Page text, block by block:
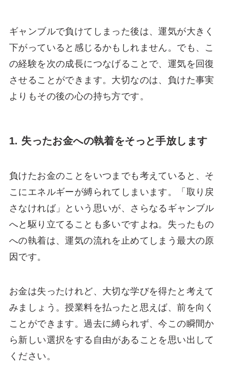
ギャンブルで負けてしまった後は、運気が大きく
下がっていると感じるかもしれません。でも、こ
の経験を次の成長につなげることで、運気を回復
させることができます。大切なのは、負けた事実
よりもその後の心の持ち方です。
1. 失ったお金への執着をそっと手放します
負けたお金のことをいつまでも考えていると、そ
こにエネルギーが縛られてしまいます。「取り戻
さなければ」という思いが、さらなるギャンブル
へと駆り立てることも多いですよね。失ったもの
への執着は、運気の流れを止めてしまう最大の原
因です。
お金は失ったけれど、大切な学びを得たと考えて
みましょう。授業料を払ったと思えば、前を向く
ことができます。過去に縛られず、今この瞬間か
ら新しい選択をする自由があることを思い出して
ください。